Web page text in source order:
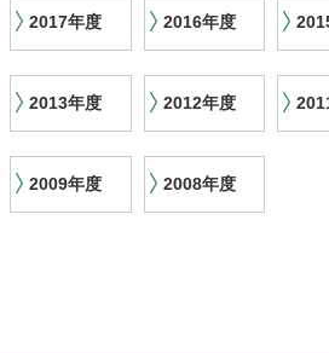
2017年度 2016年度
2013年度 2012年度
2009年度 2008年度